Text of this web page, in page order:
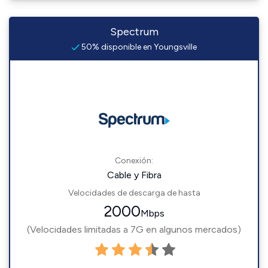
Spectrum
50% disponible en Youngsville
Conexión:
Cable y Fibra
Velocidades de descarga de hasta
2000Mbps
(Velocidades limitadas a 7G en algunos mercados)